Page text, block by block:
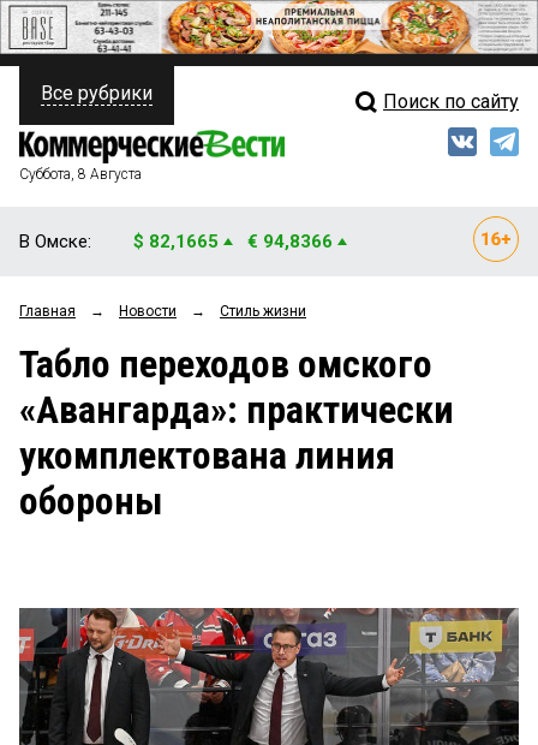
ПОЛИТИКА
ФИНАНСЫ
ОБЩЕСТВО
ЗАКОН
НОВОСТИ КОМПАНИЙ
ПРОИСШЕСТВИЯ
Свежий выпуск
Рейтинги
Блоги
Архив
Все рубрики Поиск по сайту
Суббота, 8 Августа
В Омске: $ 82,1665 € 94,8366
Главная → Новости → Стиль жизни
Табло переходов омского
«Авангарда»: практически
укомплектована линия
обороны